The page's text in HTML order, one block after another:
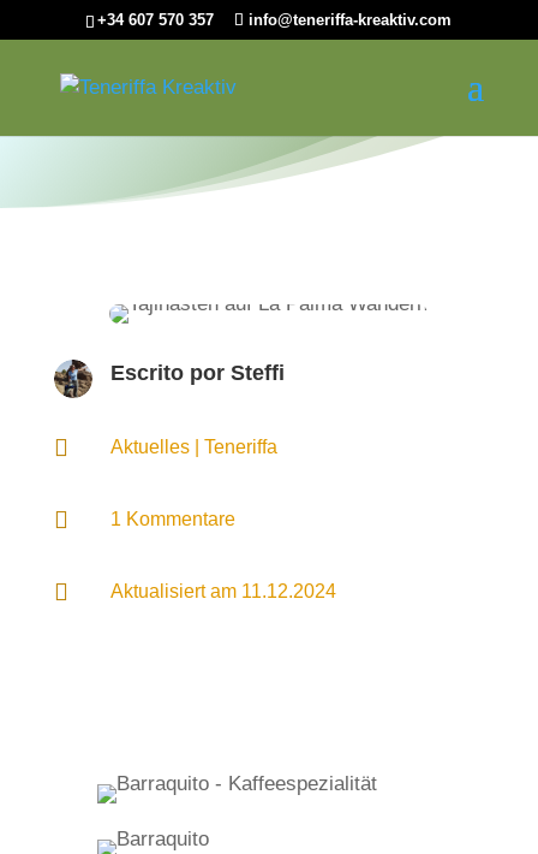
+34 607 570 357 info@teneriffa-kreaktiv.com
Escrito por Steffi
 Aktuelles| Teneriffa
 1 Kommentare
 Aktualisiert am 11.12.2024